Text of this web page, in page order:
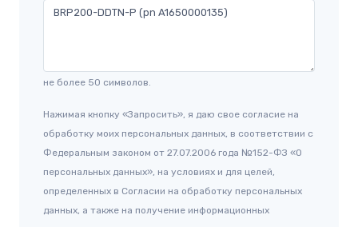
не более 50 символов.
Нажимая кнопку «Запросить», я даю свое согласие на
обработку моих персональных данных, в соответствии с
Федеральным законом от 27.07.2006 года №152-ФЗ «О
персональных данных», на условиях и для целей,
определенных в Согласии на обработку персональных
данных, а также на получение информационных